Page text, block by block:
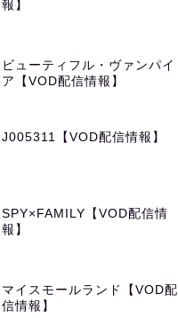
報】
ビューティフル・ヴァンパイ
ア【VOD配信情報】
J005311【VOD配信情報】
SPY×FAMILY【VOD配信情
報】
マイスモールランド【VOD配
信情報】